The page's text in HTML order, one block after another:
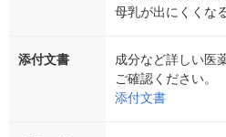
母乳が出にくくな
添付文書
成分など詳しい医
ご確認ください。
添付文書